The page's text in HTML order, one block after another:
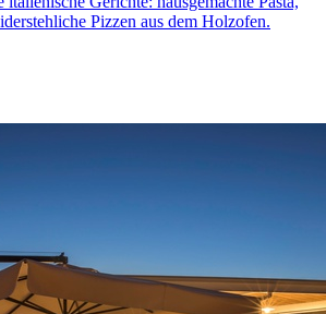
Pizzen aus dem Holzofen.